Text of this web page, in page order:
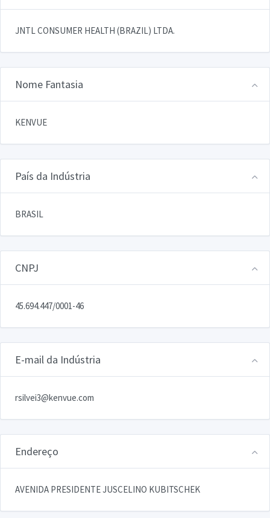
JNTL CONSUMER HEALTH (BRAZIL) LTDA.
Nome Fantasia
KENVUE
País da Indústria
BRASIL
CNPJ
45.694.447/0001-46
E-mail da Indústria
rsilvei3@kenvue.com
Endereço
AVENIDA PRESIDENTE JUSCELINO KUBITSCHEK